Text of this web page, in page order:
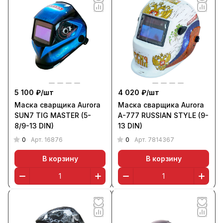
5 100 ₽/шт
Маска сварщика Aurora
SUN7 TIG MASTER (5-
8/9-13 DIN)
0 Арт. 16876
В корзину
4 020 ₽/шт
Маска сварщика Aurora
A-777 RUSSIAN STYLE (9-
13 DIN)
0 Арт. 7814367
В корзину